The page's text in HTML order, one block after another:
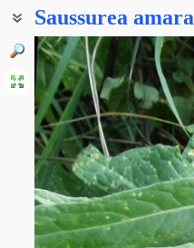
Saussurea amara
Горькуша горькая